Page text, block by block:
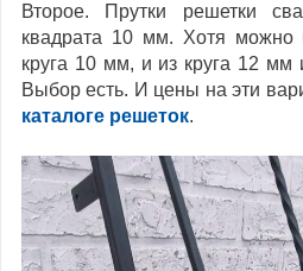
Второе. Прутки решетки
квадрата 10 мм. Хотя
круга 10 мм, и из круга 12 мм
Выбор есть. И цены на эти
каталоге решеток.